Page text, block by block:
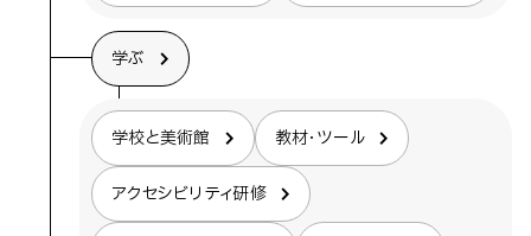
学ぶ
学校と美術館 教材・ツール
アクセシビリティ研修